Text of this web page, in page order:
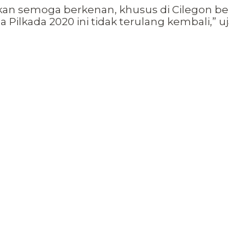
semoga berkenan, khusus di Cilegon
Pilkada 2020 ini tidak terulang kembali,”